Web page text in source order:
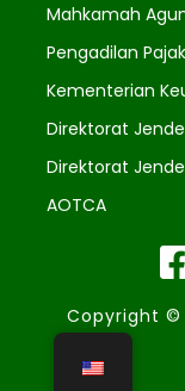
Mahkamah
Pengadilan Pajak
Kementerian
Direktorat
Direktorat
AOTCA
Copyright ©